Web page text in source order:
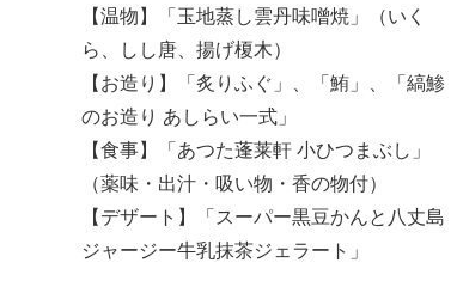
【温物】「玉地蒸し雲丹味噌焼」（いく
ら、しし唐、揚げ榎木）
【お造り】「炙りふぐ」、「鮪」、「縞鯵
のお造り あしらい一式」
【食事】「あつた蓬莱軒 小ひつまぶし」
（薬味・出汁・吸い物・香の物付）
【デザート】「スーパー黒豆かんと八丈島
ジャージー牛乳抹茶ジェラート」